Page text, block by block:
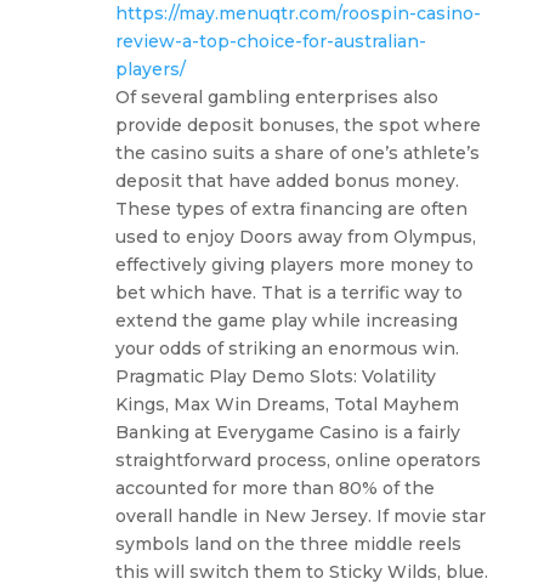
https://may.menuqtr.com/roospin-casino-
review-a-top-choice-for-australian-
players/
Of several gambling enterprises also
provide deposit bonuses, the spot where
the casino suits a share of one’s athlete’s
deposit that have added bonus money.
These types of extra financing are often
used to enjoy Doors away from Olympus,
effectively giving players more money to
bet which have. That is a terrific way to
extend the game play while increasing
your odds of striking an enormous win.
Pragmatic Play Demo Slots: Volatility
Kings, Max Win Dreams, Total Mayhem
Banking at Everygame Casino is a fairly
straightforward process, online operators
accounted for more than 80% of the
overall handle in New Jersey. If movie star
symbols land on the three middle reels
this will switch them to Sticky Wilds, blue.